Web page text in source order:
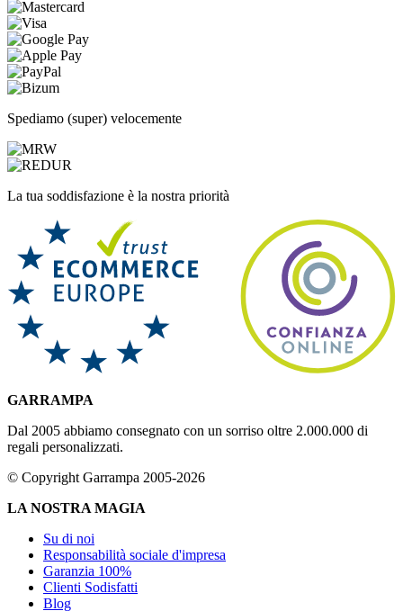
Spediamo (super) velocemente
La tua soddisfazione è la nostra priorità
GARRAMPA
Dal 2005 abbiamo consegnato con un sorriso oltre 2.000.000 di
regali personalizzati.
© Copyright Garrampa 2005-2026
LA NOSTRA MAGIA
Su di noi
Responsabilità sociale d'impresa
Garanzia 100%
Clienti Sodisfatti
Blog